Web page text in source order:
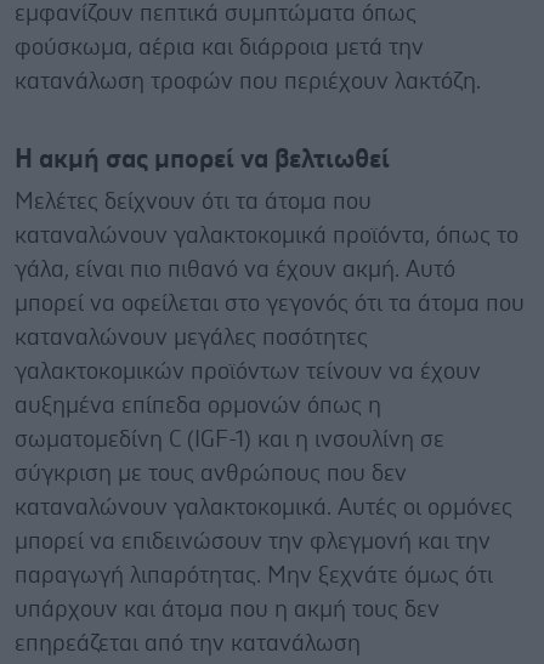
εμφανίζουν πεπτικά συμπτώματα όπως
φούσκωμα, αέρια και διάρροια μετά την
κατανάλωση τροφών που περιέχουν λακτόζη.
Η ακμή σας μπορεί να βελτιωθεί
Μελέτες δείχνουν ότι τα άτομα που
καταναλώνουν γαλακτοκομικά προϊόντα, όπως το
γάλα, είναι πιο πιθανό να έχουν ακμή. Αυτό
μπορεί να οφείλεται στο γεγονός ότι τα άτομα που
καταναλώνουν μεγάλες ποσότητες
γαλακτοκομικών προϊόντων τείνουν να έχουν
αυξημένα επίπεδα ορμονών όπως η
σωματομεδίνη C (IGF-1) και η ινσουλίνη σε
σύγκριση με τους ανθρώπους που δεν
καταναλώνουν γαλακτοκομικά. Αυτές οι ορμόνες
μπορεί να επιδεινώσουν την φλεγμονή και την
παραγωγή λιπαρότητας. Μην ξεχνάτε όμως ότι
υπάρχουν και άτομα που η ακμή τους δεν
επηρεάζεται από την κατανάλωση